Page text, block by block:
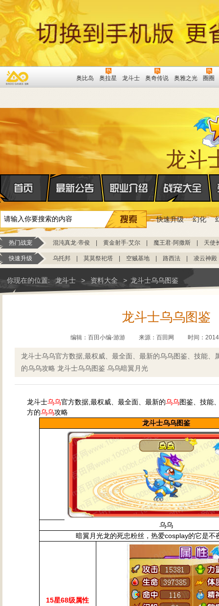
奥比岛 奥拉星 龙斗士 奥奇传说 奥雅之光 圈圈
龙斗
快速升级 幻化
热门战宠 混沌真龙·帝俊 黄金射手·艾尔 魔王君·阿撒斯 天使
快速升级 乌托邦 莫莫祭祀塔 空贼基地 路西法 凌云神殿
你现在的位置: 龙斗士 > 资料大全 > 龙斗士乌乌图鉴
龙斗士乌乌图鉴
编辑：百田小编-游游 来源： 百田网 时间：
龙斗士乌乌官方数据,最权威、最全面、最新的乌乌图鉴、技能、
的乌乌攻略 龙斗士乌乌图鉴 乌乌暗翼月光
龙斗士乌乌官方数据,最权威、最全面、最新的乌乌图鉴、技能
方的乌乌攻略
龙斗士乌乌图鉴
乌乌
暗翼月光龙的死忠粉丝，热爱cosplay的它是不
15星68级属性